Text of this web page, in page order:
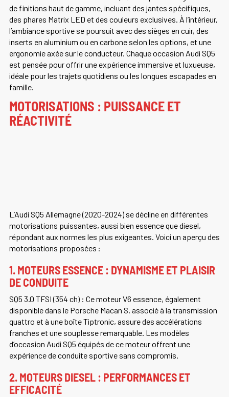
de finitions haut de gamme, incluant des jantes spécifiques,
des phares Matrix LED et des couleurs exclusives. À l’intérieur,
l’ambiance sportive se poursuit avec des sièges en cuir, des
inserts en aluminium ou en carbone selon les options, et une
ergonomie axée sur le conducteur. Chaque occasion Audi SQ5
est pensée pour offrir une expérience immersive et luxueuse,
idéale pour les trajets quotidiens ou les longues escapades en
famille.
MOTORISATIONS : PUISSANCE ET
RÉACTIVITÉ
L’Audi SQ5 Allemagne (2020-2024) se décline en différentes
motorisations puissantes, aussi bien essence que diesel,
répondant aux normes les plus exigeantes. Voici un aperçu des
motorisations proposées :
1. MOTEURS ESSENCE : DYNAMISME ET PLAISIR
DE CONDUITE
SQ5 3.0 TFSI (354 ch) : Ce moteur V6 essence, également
disponible dans le Porsche Macan S, associé à la transmission
quattro et à une boîte Tiptronic, assure des accélérations
franches et une souplesse remarquable. Les modèles
d’occasion Audi SQ5 équipés de ce moteur offrent une
expérience de conduite sportive sans compromis.
2. MOTEURS DIESEL : PERFORMANCES ET
EFFICACITÉ